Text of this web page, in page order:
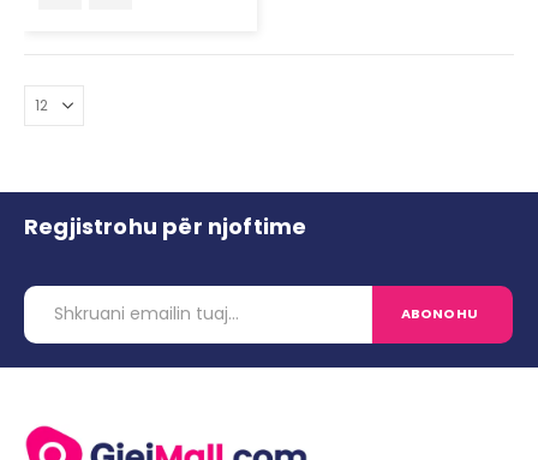
Regjistrohu për njoftime